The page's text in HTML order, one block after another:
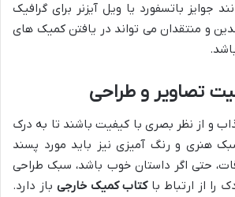
جوایز باتسفورد یا ویل آیزنر برای گرافیک
و منتقدان می تواند در یافتن کمیک های
تصاویر و طراحی
و از نظر بصری با کیفیت باشند تا به درک
هنری و رنگ آمیزی نیز باید مورد پسند
حتی اگر داستان خوب باشد، سبک طراحی
را از ارتباط باکتاب کمیک خارجی باز دارد.